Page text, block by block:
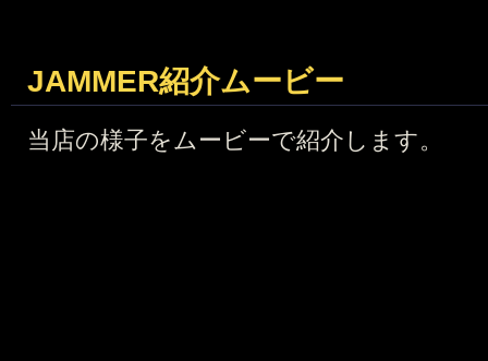
JAMMER紹介ムービー
当店の様子をムービーで紹介します。